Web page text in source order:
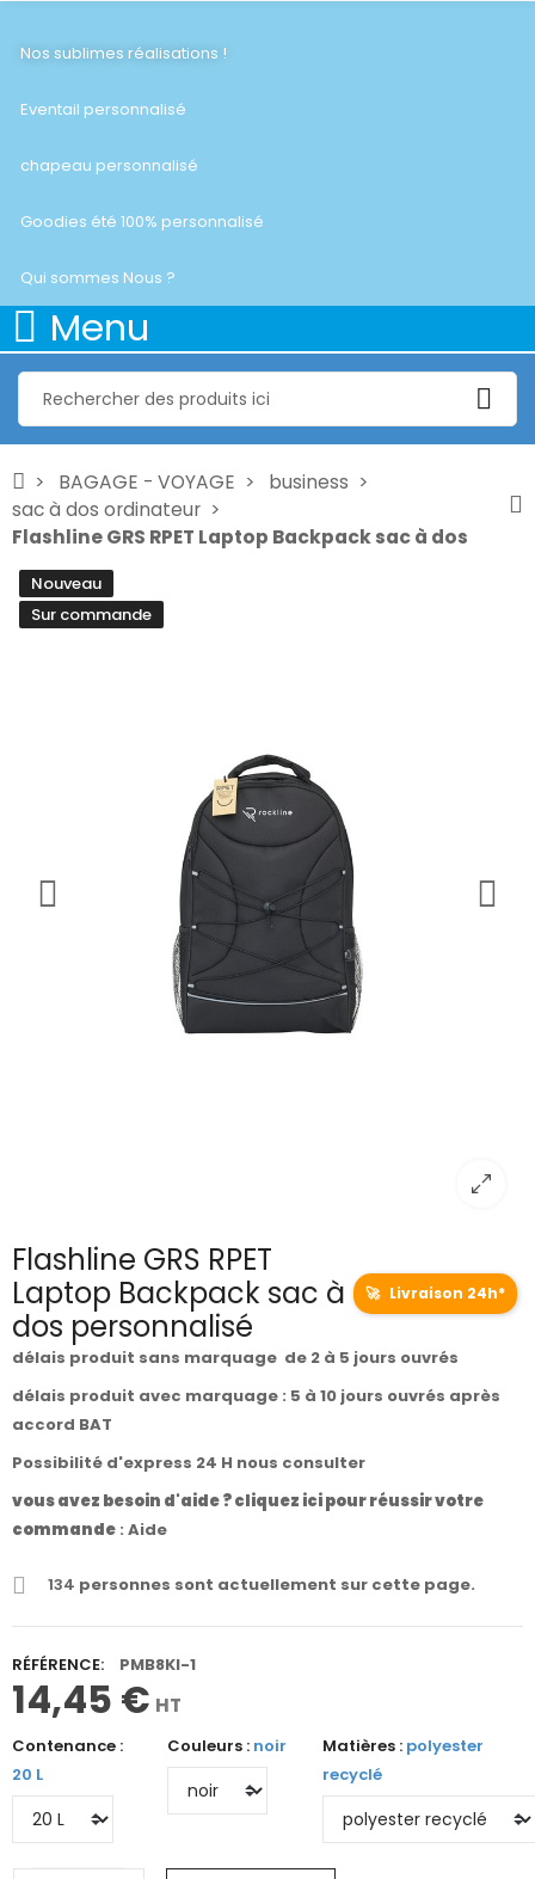
Nos sublimes réalisations !
Eventail personnalisé
chapeau personnalisé
Goodies été 100% personnalisé
Qui sommes Nous ?
Menu
BAGAGE - VOYAGE
business
sac à dos ordinateur
Flashline GRS RPET Laptop Backpack sac à dos
Nouveau
Sur commande
Flashline GRS RPET
Laptop Backpack sac à
dos personnalisé
🚀 Livraison 24h*
délais produit sans marquage de 2 à 5 jours ouvrés
délais produit avec marquage : 5 à 10 jours ouvrés après
accord BAT
Possibilité d'express 24 H nous consulter
vous avez besoin d'aide ? cliquez ici pour réussir votre
commande : Aide
134 personnes sont actuellement sur cette page.
RÉFÉRENCE: PMB8KI-1
14,45 € HT
Contenance :
20 L
Couleurs : noir Matières : polyester
recyclé